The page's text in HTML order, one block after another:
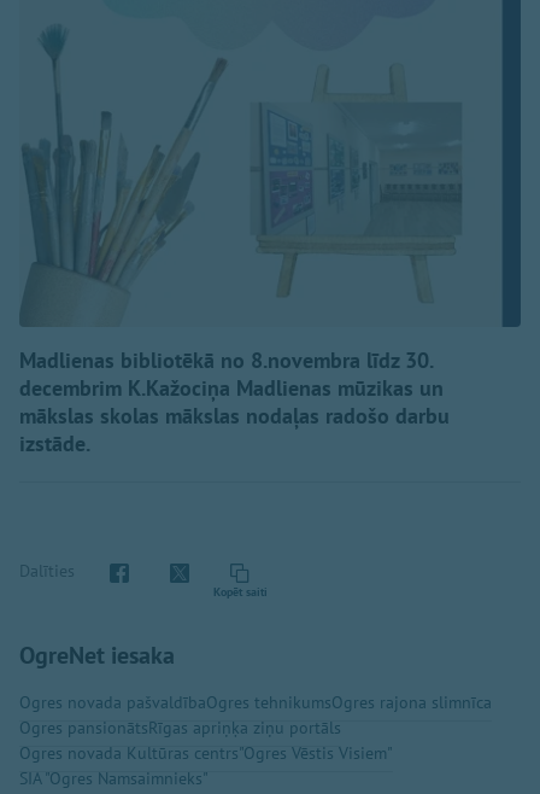
Madlienas bibliotēkā no 8.novembra līdz 30.
decembrim K.Kažociņa Madlienas mūzikas un
mākslas skolas mākslas nodaļas radošo darbu
izstāde.
Dalīties
Kopēt saiti
OgreNet iesaka
Ogres novada pašvaldībaOgres tehnikumsOgres rajona slimnīca
Ogres pansionātsRīgas apriņķa ziņu portāls
Ogres novada Kultūras centrs"Ogres Vēstis Visiem"
SIA "Ogres Namsaimnieks"